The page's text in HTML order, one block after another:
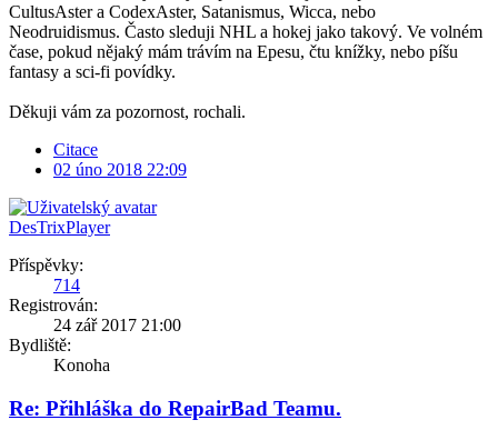
CultusAster a CodexAster, Satanismus, Wicca, nebo
Neodruidismus. Často sleduji NHL a hokej jako takový. Ve volném
čase, pokud nějaký mám trávím na Epesu, čtu knížky, nebo píšu
fantasy a sci-fi povídky.
Děkuji vám za pozornost, rochali.
Citace
02 úno 2018 22:09
DesTrixPlayer
Příspěvky:
714
Registrován:
24 zář 2017 21:00
Bydliště:
Konoha
Re: Přihláška do RepairBad Teamu.